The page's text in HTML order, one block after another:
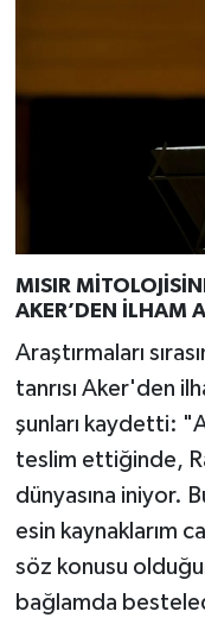
MISIR
AKER’DEN İLHAM
Araştırmaları
tanrısı Aker'den
şunları kaydetti:
teslim ettiğinde,
dünyasına iniyor.
esin kaynaklarım
söz konusu
bağlamda